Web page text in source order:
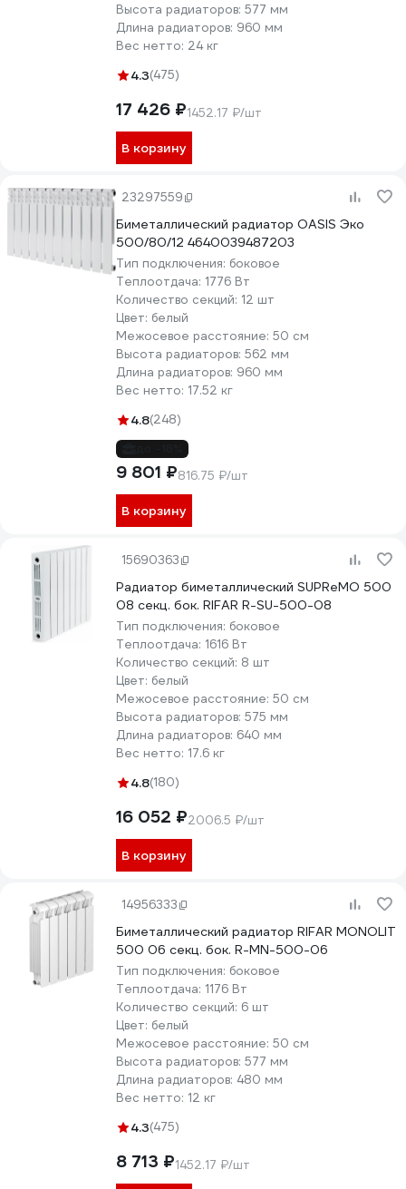
Высота радиаторов: 577 мм
Длина радиаторов: 960 мм
Вес нетто: 24 кг
4.3(475)
17 426 ₽1452.17 ₽/шт
В корзину
23297559
Биметаллический радиатор OASIS Эко
500/80/12 4640039487203
Тип подключения: боковое
Теплоотдача: 1776 Вт
Количество секций: 12 шт
Цвет: белый
Межосевое расстояние: 50 см
Высота радиаторов: 562 мм
Длина радиаторов: 960 мм
Вес нетто: 17.52 кг
4.8(248)
9 801 ₽816.75 ₽/шт
В корзину
15690363
Радиатор биметаллический SUPReMO 500
08 секц. бок. RIFAR R-SU-500-08
Тип подключения: боковое
Теплоотдача: 1616 Вт
Количество секций: 8 шт
Цвет: белый
Межосевое расстояние: 50 см
Высота радиаторов: 575 мм
Длина радиаторов: 640 мм
Вес нетто: 17.6 кг
4.8(180)
16 052 ₽2006.5 ₽/шт
В корзину
14956333
Биметаллический радиатор RIFAR MONOLIT
500 06 секц. бок. R-MN-500-06
Тип подключения: боковое
Теплоотдача: 1176 Вт
Количество секций: 6 шт
Цвет: белый
Межосевое расстояние: 50 см
Высота радиаторов: 577 мм
Длина радиаторов: 480 мм
Вес нетто: 12 кг
4.3(475)
8 713 ₽1452.17 ₽/шт